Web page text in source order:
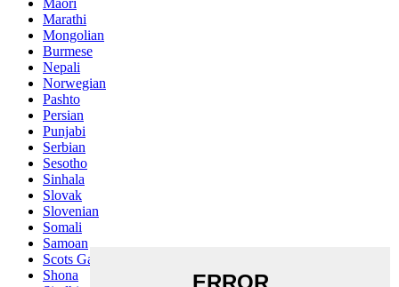
Maori
Marathi
Mongolian
Burmese
Nepali
Norwegian
Pashto
Persian
Punjabi
Serbian
Sesotho
Sinhala
Slovak
Slovenian
Somali
Samoan
Scots Gaelic
Shona